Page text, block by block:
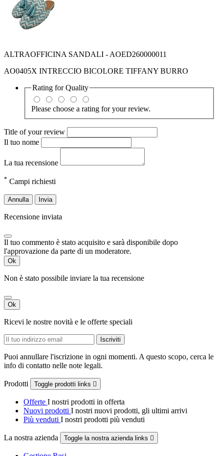
ALTRAOFFICINA SANDALI - AOED260000011
AO0405X INTRECCIO BICOLORE TIFFANY BURRO
Rating forQuality
Please choose a rating for your review.
Title of your review
Il tuo nome
La tua recensione
* Campi richiesti
Annulla Invia
Recensione inviata
Il tuo commento è stato acquisito e sarà disponibile dopo
l'approvazione da parte di un moderatore.
Ok
Non è stato possibile inviare la tua recensione
Ok
Ricevi le nostre novità e le offerte speciali
Puoi annullare l'iscrizione in ogni momenti. A questo scopo, cerca le
info di contatto nelle note legali.
Prodotti Toggle prodotti links 
Offerte I nostri prodotti in offerta
Nuovi prodotti I nostri nuovi prodotti, gli ultimi arrivi
Più venduti I nostri prodotti più venduti
La nostra azienda Toggle la nostra azienda links 